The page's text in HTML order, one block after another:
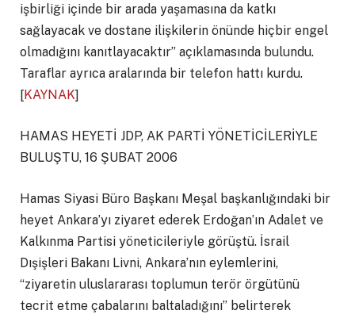
işbirliği içinde bir arada yaşamasına da katkı
sağlayacak ve dostane ilişkilerin önünde hiçbir engel
olmadığını kanıtlayacaktır” açıklamasında bulundu.
Taraflar ayrıca aralarında bir telefon hattı kurdu.
[KAYNAK]
HAMAS HEYETİ JDP, AK PARTİ YÖNETİCİLERİYLE
BULUŞTU, 16 ŞUBAT 2006
Hamas Siyasi Büro Başkanı Meşal başkanlığındaki bir
heyet Ankara’yı ziyaret ederek Erdoğan’ın Adalet ve
Kalkınma Partisi yöneticileriyle görüştü. İsrail
Dışişleri Bakanı Livni, Ankara’nın eylemlerini,
“ziyaretin uluslararası toplumun terör örgütünü
tecrit etme çabalarını baltaladığını” belirterek